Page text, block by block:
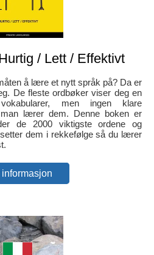
/ Lett / Effektivt
å lære et nytt språk på? Da er
De fleste ordbøker viser deg en
men ingen klare
lærer dem. Denne boken er
de 2000 viktigste ordene og
dem i rekkefølge så du lærer
informasjon